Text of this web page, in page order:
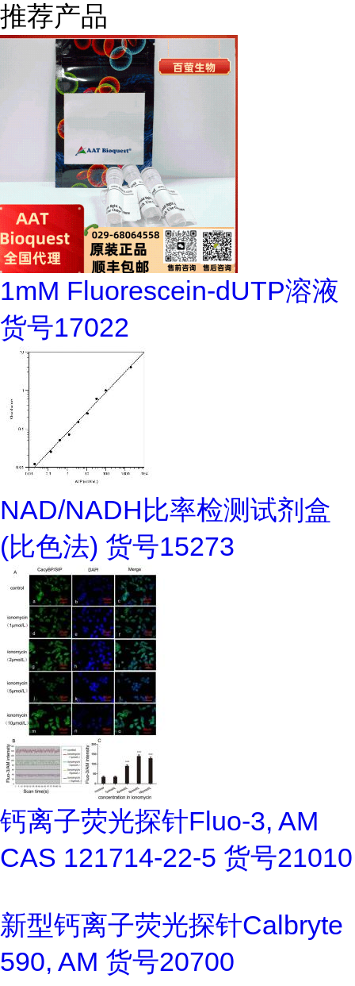
推荐产品
1mM Fluorescein-dUTP溶液
货号17022
NAD/NADH比率检测试剂盒
(比色法) 货号15273
钙离子荧光探针Fluo-3, AM
CAS 121714-22-5 货号21010
新型钙离子荧光探针Calbryte
590, AM 货号20700